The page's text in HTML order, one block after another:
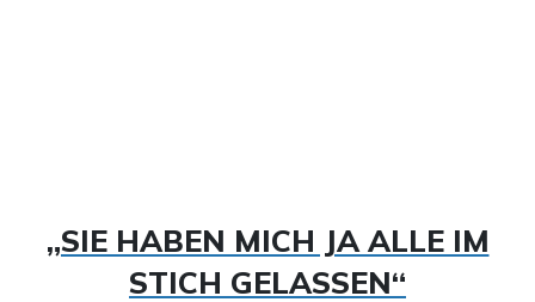
„SIE HABEN MICH JA ALLE IM
STICH GELASSEN“